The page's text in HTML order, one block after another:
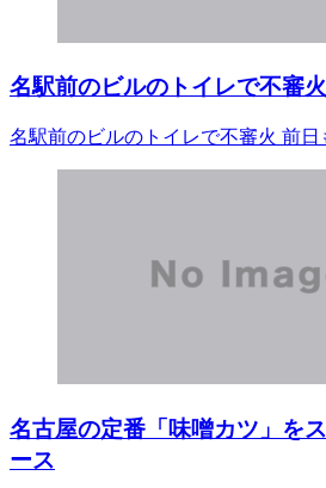
名駅前のビルのトイレで不審
名駅前のビルのトイレで不審火 前
名古屋の定番「味噌カツ」を
ース